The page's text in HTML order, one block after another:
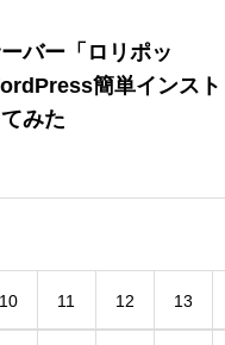
バー「ロリポッ
簡単インスト
みた
10 11 12 13